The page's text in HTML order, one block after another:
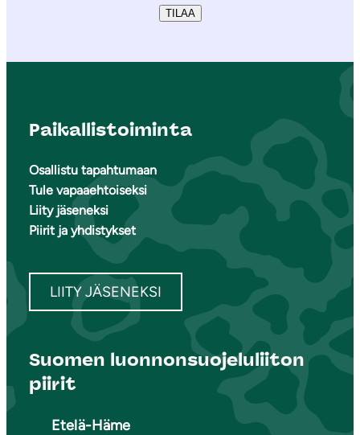
TILAA
Paikallistoiminta
Osallistu tapahtumaan
Tule vapaaehtoiseksi
Liity jäseneksi
Piirit ja yhdistykset
LIITY JÄSENEKSI
Suomen luonnonsuojeluliiton
piirit
Etelä-Häme